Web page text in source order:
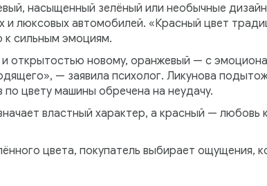
насыщенный зелёный или необычные
и люксовых автомобилей. «Красный цвет
сильным эмоциям.
открытостью новому, оранжевый — с
— заявила психолог. Ликунова
по цвету машины обречена на неудачу.
властный характер, а красный —
цвета, покупатель выбирает ощущения,